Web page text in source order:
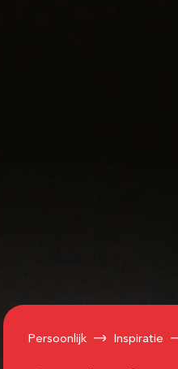
Persoonlijk Inspiratie